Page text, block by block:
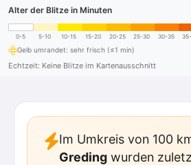
Alter der Blitze in Minuten
0-5 5-10 10-15 15-20 20-25 25-30 30-35
Gelb umrandet: sehr frisch (≤1 min)
Echtzeit: Keine Blitze im Kartenausschnitt
Im Umkreis von 100
Greding wurden